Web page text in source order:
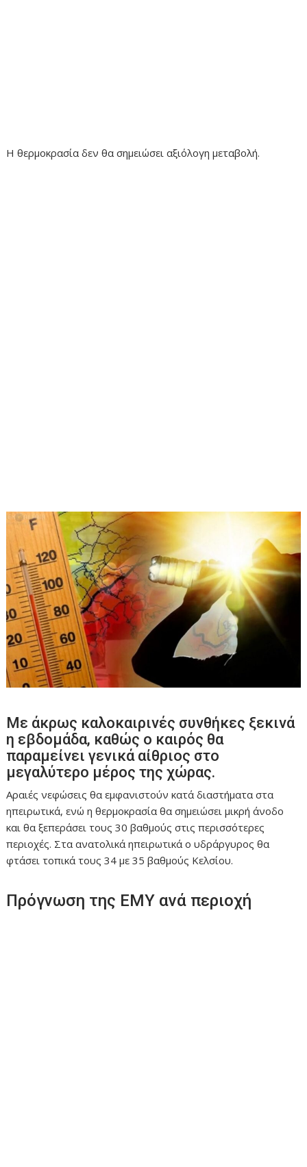
Η θερμοκρασία δεν θα σημειώσει αξιόλογη μεταβολή.
Με άκρως καλοκαιρινές συνθήκες ξεκινά
η εβδομάδα, καθώς ο καιρός θα
παραμείνει γενικά αίθριος στο
μεγαλύτερο μέρος της χώρας.
Αραιές νεφώσεις θα εμφανιστούν κατά διαστήματα στα
ηπειρωτικά, ενώ η θερμοκρασία θα σημειώσει μικρή άνοδο
και θα ξεπεράσει τους 30 βαθμούς στις περισσότερες
περιοχές. Στα ανατολικά ηπειρωτικά ο υδράργυρος θα
φτάσει τοπικά τους 34 με 35 βαθμούς Κελσίου.
Πρόγνωση της ΕΜΥ ανά περιοχή